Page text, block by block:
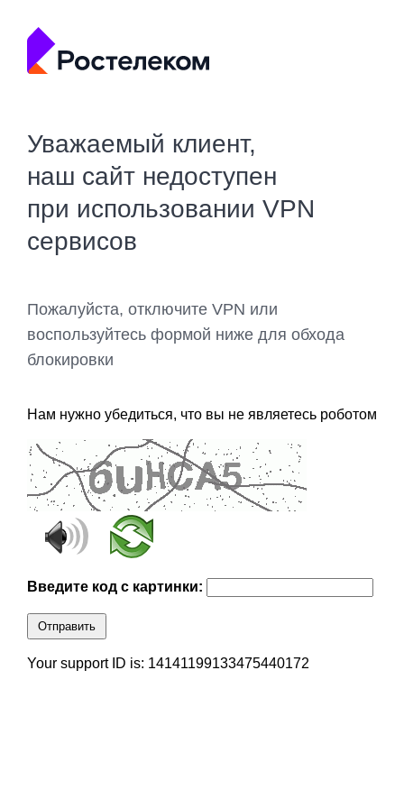
Уважаемый клиент,
наш сайт недоступен
при использовании VPN
сервисов
Пожалуйста, отключите VPN или
воспользуйтесь формой ниже для обхода
блокировки
Нам нужно убедиться, что вы не являетесь роботом
Введите код с картинки:
Отправить
Your support ID is: 14141199133475440172